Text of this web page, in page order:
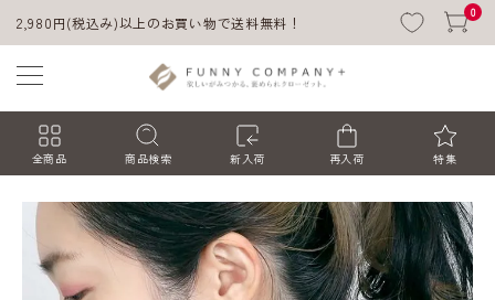
2,980円(税込み)以上のお買い物で送料無料！
0
全商品 商品検索 新入荷 再入荷 特集